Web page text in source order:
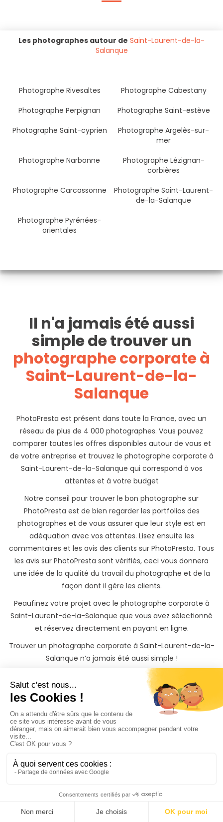
Les photographes autour de Saint-Laurent-de-la-
Salanque
Photographe Rivesaltes
Photographe Cabestany
Photographe Perpignan
Photographe Saint-estève
Photographe Saint-cyprien
Photographe Argelès-sur-
mer
Photographe Narbonne
Photographe Lézignan-
corbières
Photographe Carcassonne
Photographe Saint-Laurent-
de-la-Salanque
Photographe Pyrénées-
orientales
Il n'a jamais été aussi
simple de trouver un
photographe corporate à
Saint-Laurent-de-la-
Salanque
PhotoPresta est présent dans toute la France, avec un
réseau de plus de 4 000 photographes. Vous pouvez
comparer toutes les offres disponibles autour de vous et
de votre entreprise et trouvez le photographe corporate à
Saint-Laurent-de-la-Salanque qui correspond à vos
attentes et à votre budget
Notre conseil pour trouver le bon photographe sur
PhotoPresta est de bien regarder les portfolios des
photographes et de vous assurer que leur style est en
adéquation avec vos attentes. Lisez ensuite les
commentaires et les avis des clients sur PhotoPresta. Tous
les avis sur PhotoPresta sont vérifiés, ceci vous donnera
une idée de la qualité du travail du photographe et de la
façon dont il gère les clients.
Peaufinez votre projet avec le photographe corporate à
Saint-Laurent-de-la-Salanque que vous avez sélectionné
et réservez directement en payant en ligne.
Trouver un photographe corporate à Saint-Laurent-de-la-
Salanque n’a jamais été aussi simple !
Votre entreprise mériteles
plus belles photos
Grâce à notre prestataire de paiement Stripe, la
réservation de votre séance photo produits corporate à
Saint-Laurent-de-la-Salanque(66) est totalement
sécurisée sur PhotoPresta.
Les tarifs présents sur les pages des photographes sont des
de déplacements peuvent s'appliquer en fonction du lieu
dans lequel vous souhaitez réaliser votre shooting photo